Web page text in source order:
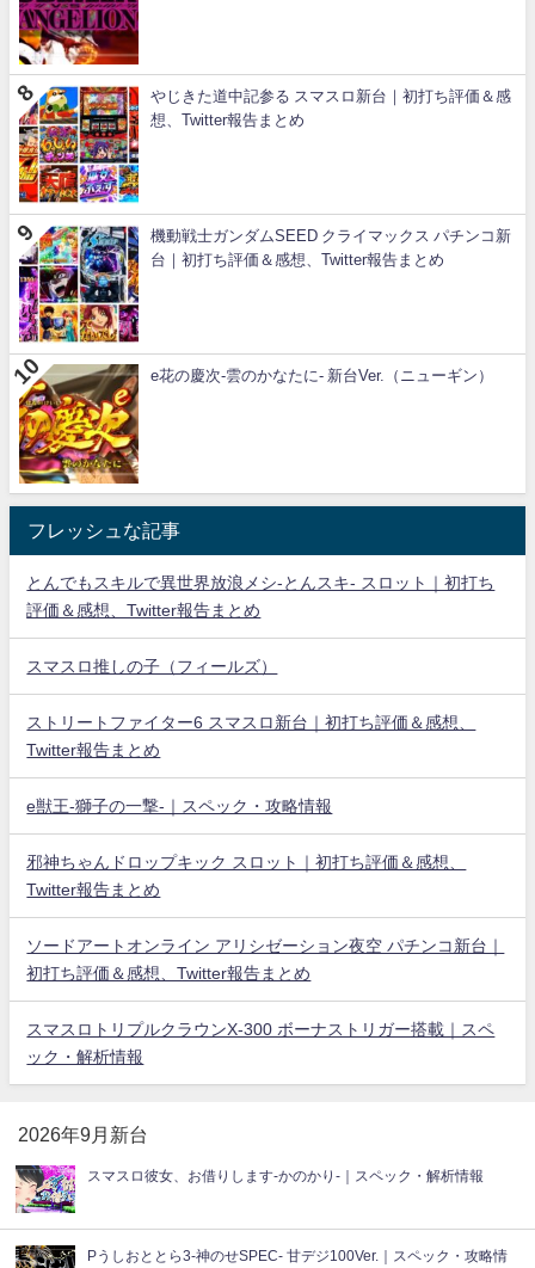
やじきた道中記参る スマスロ新台｜初打ち評価＆感
想、Twitter報告まとめ
機動戦士ガンダムSEED クライマックス パチンコ新
台｜初打ち評価＆感想、Twitter報告まとめ
e花の慶次-雲のかなたに- 新台Ver.（ニューギン）
フレッシュな記事
とんでもスキルで異世界放浪メシ-とんスキ- スロット｜初打ち
評価＆感想、Twitter報告まとめ
スマスロ推しの子（フィールズ）
ストリートファイター6 スマスロ新台｜初打ち評価＆感想、
Twitter報告まとめ
e獣王-獅子の一撃-｜スペック・攻略情報
邪神ちゃんドロップキック スロット｜初打ち評価＆感想、
Twitter報告まとめ
ソードアートオンライン アリシゼーション夜空 パチンコ新台｜
初打ち評価＆感想、Twitter報告まとめ
スマスロトリプルクラウンX-300 ボーナストリガー搭載｜スペ
ック・解析情報
2026年9月新台
スマスロ彼女、お借りします-かのかり-｜スペック・解析情報
Pうしおととら3-神のせSPEC- 甘デジ100Ver.｜スペック・攻略情